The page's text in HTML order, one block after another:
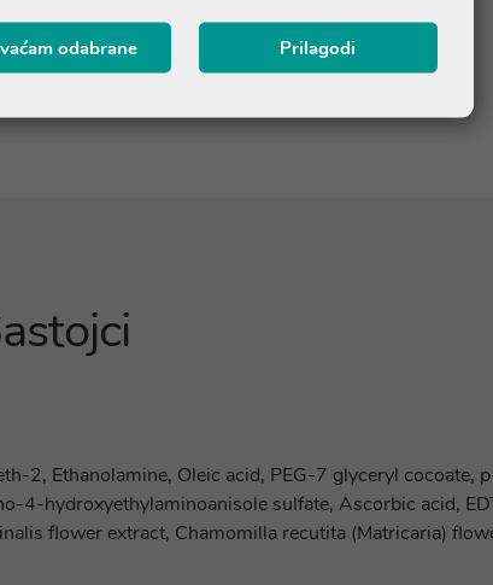
2, Ethanolamine, Oleic acid, PEG-7 glyceryl cocoate,
hydroxyethylaminoanisole sulfate, Ascorbic acid,
flower extract, Chamomilla recutita (Matricaria)
odabrane Prilagodi